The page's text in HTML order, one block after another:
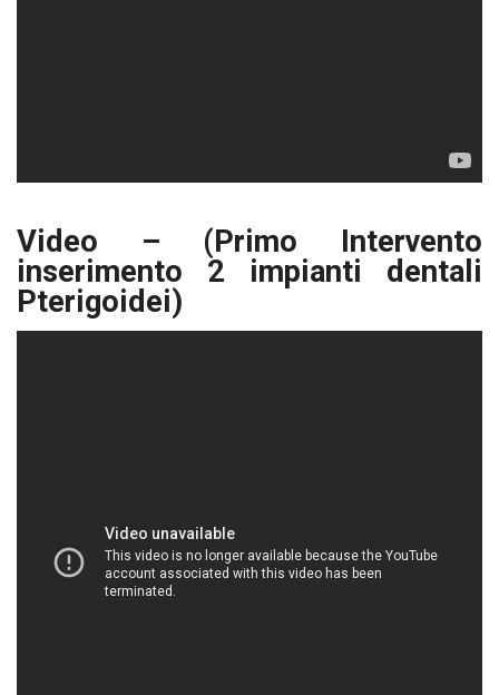
Video – (Primo Intervento
inserimento 2 impianti dentali
Pterigoidei)